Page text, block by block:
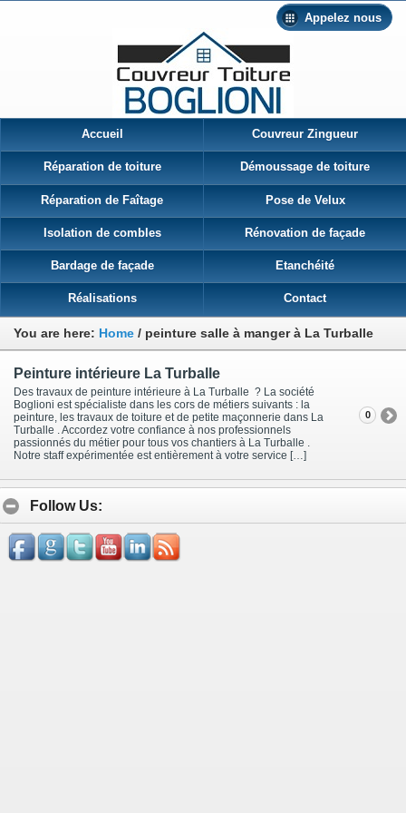
Appelez nous
Accueil Couvreur Zingueur
Réparation de toiture Démoussage de toiture
Réparation de Faîtage Pose de Velux
Isolation de combles Rénovation de façade
Bardage de façade Etanchéité
Réalisations Contact
You are here: Home / peinture salle à manger à La Turballe
Peinture intérieure La Turballe
Des travaux de peinture intérieure à La Turballe ? La société
Boglioni est spécialiste dans les cors de métiers suivants : la
peinture, les travaux de toiture et de petite maçonnerie dans La
Turballe . Accordez votre confiance à nos professionnels
passionnés du métier pour tous vos chantiers à La Turballe .
Notre staff expérimentée est entièrement à votre service […]
0
Follow Us: